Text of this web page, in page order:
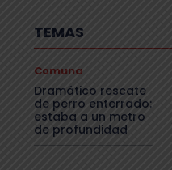
TEMAS
Comuna
Dramático rescate
de perro enterrado:
estaba a un metro
de profundidad